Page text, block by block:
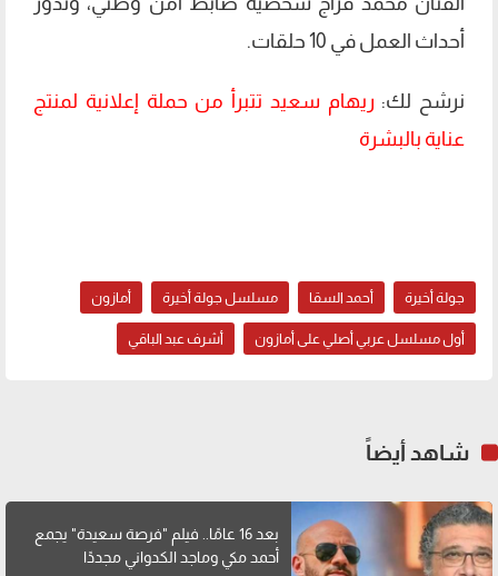
أحداث العمل في 10 حلقات.
نرشح لك: ريهام سعيد تتبرأ من حملة إعلانية لمنتج
عناية بالبشرة
جولة أخيرة أحمد السقا مسلسل جولة أخيرة أمازون
أول مسلسل عربي أصلي على أمازون أشرف عبد الباقي
شاهد أيضاً
بعد 16 عامًا.. فيلم "فرصة سعيدة" يجمع
أحمد مكي وماجد الكدواني مجددًا